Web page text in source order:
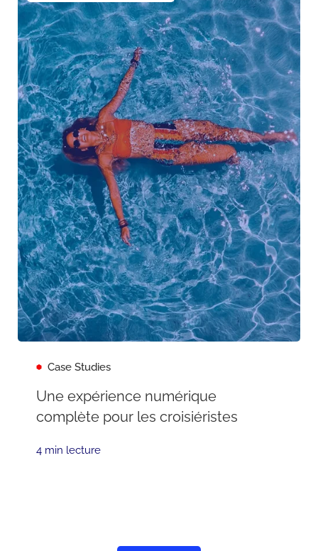
Case Studies
Une expérience numérique
complète pour les croisiéristes
4 min lecture